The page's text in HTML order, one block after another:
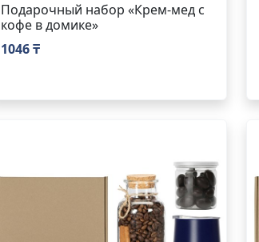
Подарочный набор «Крем-мед с
кофе в домике»
1046 ₸